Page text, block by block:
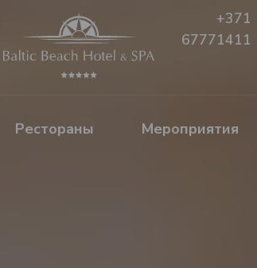
+371
67771411
Рестораны Mероприятия